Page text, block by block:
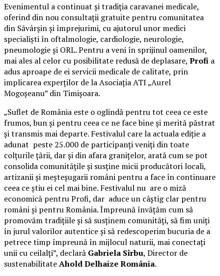
Evenimentul a continuat și tradiția caravanei medicale,
oferind din nou consultații gratuite pentru comunitatea
din Săvârșin și împrejurimi, cu ajutorul unor medici
specialiști în oftalmologie, cardiologie, neurologie,
pneumologie și ORL. Pentru a veni în sprijinul oamenilor,
mai ales al celor cu posibilitate redusă de deplasare, Profi a
adus aproape de ei servicii medicale de calitate, prin
implicarea experților de la Asociația ATI „Aurel
Mogoșeanu” din Timișoara.
„Suflet de România este o oglindă pentru tot ceea ce este
frumos, bun și pentru ceea ce ne face bine și merită păstrat
și transmis mai departe. Festivalul care la actuala ediție a
adunat peste 25.000 de participanți veniți din toate
colțurile țării, dar și din afara granițelor, arată cum se pot
consolida comunitățile și susține micii producători locali,
artizanii și meșteșugarii români pentru a face în continuare
ceea ce știu ei cel mai bine. Festivalul nu are o miză
economică pentru Profi, dar aduce un câștig clar pentru
români și pentru România. Împreună învățăm cum să
promovăm tradițiile și să susținem comunități, să fim uniți
în jurul valorilor autentice și să redescoperim bucuria de a
petrece timp împreună în mijlocul naturii, mai conectați
unii cu ceilalți”, declară Gabriela Sîrbu, Director de
sustenabilitateAhold Delhaize România.